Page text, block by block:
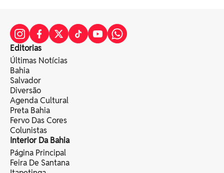
Editorias
Últimas Notícias
Bahia
Salvador
Diversão
Agenda Cultural
Preta Bahia
Fervo Das Cores
Colunistas
Interior Da Bahia
Página Principal
Feira De Santana